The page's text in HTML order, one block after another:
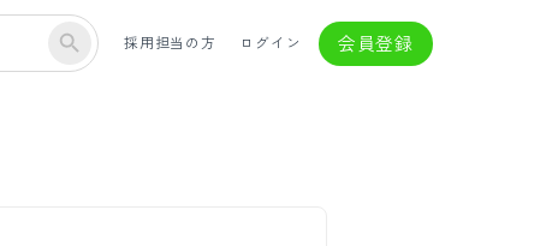
採用担当の方 ログイン 会員登録